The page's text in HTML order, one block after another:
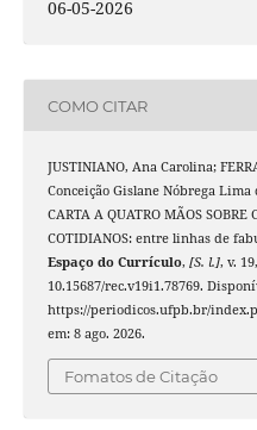
06-05-2026
COMO CITAR
JUSTINIANO, Ana Carolina;
Conceição Gislane Nóbrega Lima
CARTA A QUATRO MÃOS SOBRE
COTIDIANOS: entre linhas de
Espaço do Currículo, [S. l.], v.
10.15687/rec.v19i1.78769.
https://periodicos.ufpb.br/
em: 8 ago. 2026.
Fomatos de Citação